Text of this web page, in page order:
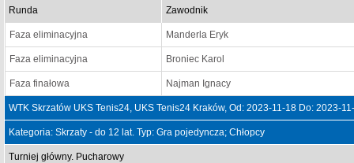
Runda Zawodnik
Faza eliminacyjna Manderla Eryk
Faza eliminacyjna Broniec Karol
Faza finałowa Najman Ignacy
WTK Skrzatów UKS Tenis24, UKS Tenis24 Kraków, Od: 2023-11-18 Do: 2023-
Kategoria: Skrzaty - do 12 lat. Typ: Gra pojedyncza; Chłopcy
Turniej główny. Pucharowy